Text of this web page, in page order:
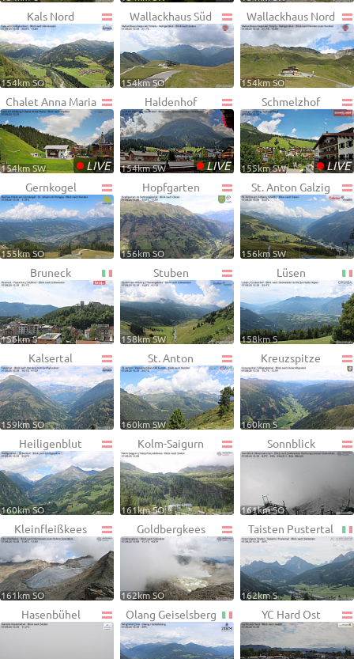
Kals Nord
154km SO
Wallackhaus Süd
154km SO
Wallackhaus Nord
154km SO
Chalet Anna Maria
•LIVE
154km SW
Haldenhof
•LIVE
154km SW
Schmelzhof
•LIVE
155km SW
Gernkogel
155km SO
Hopfgarten
156km SO
St. Anton Galzig
156km SW
Bruneck
156km S
Stuben
158km SW
Lüsen
158km S
Kalsertal
159km SO
St. Anton
160km SW
Kreuzspitze
160km S
Heiligenblut
160km SO
Kolm-Saigurn
161km SO
Sonnblick
161km SO
Kleinfleißkees
161km SO
Goldbergkees
162km SO
Taisten Pustertal
162km S
Hasenbühel Olang Geiselsberg YC Hard Ost